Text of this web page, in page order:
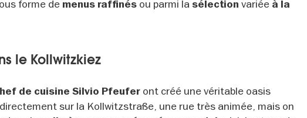
forme de menus raffinés ou parmi lasélection variée à la
le Kollwitzkiez
de cuisine Silvio Pfeufer ont créé une véritable oasis
sur la Kollwitzstraße, une rue très animée, mais on